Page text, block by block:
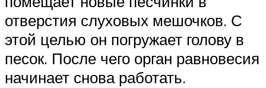
отверстия слуховых мешочков. С
этой целью он погружает голову в
песок. После чего орган равновесия
начинает снова работать.